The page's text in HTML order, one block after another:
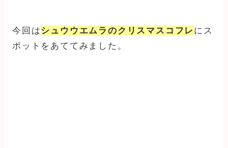
今回はシュウウエムラのクリスマスコフレ にス
ポットをあててみました。